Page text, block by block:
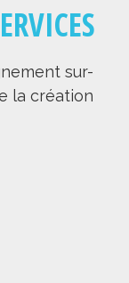
sur-
la création